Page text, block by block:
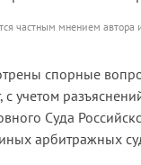
частным мнением
спорные
учетом
Суда
арбитражных